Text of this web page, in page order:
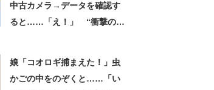
中古カメラ→データを確認す
ると……「え！」 “衝撃の中
娘「コオロギ捕まえた！」虫
かごの中をのぞくと……「い